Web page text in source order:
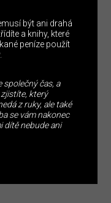
být ani drahá
a knihy, které
peníze použít
společný čas, a
který
z ruky, ale také
se vám nakonec
dítě nebude ani